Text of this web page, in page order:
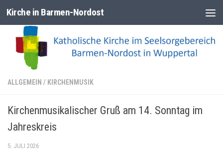
Zum Inhalt springen
Kirche in Barmen-Nordost
ALLGEMEIN / KIRCHENMUSIK
Kirchenmusikalischer Gruß am 14. Sonntag im
Jahreskreis
5. JULI 2026